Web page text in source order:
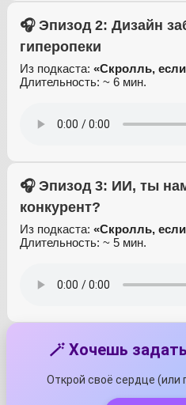
🎧 Эпизод 2: Дизайн
гиперопеки
Из подкаста: «Скролль,
Длительность: ~ 6 мин.
🎧 Эпизод 3: ИИ, ты
конкурент?
Из подкаста: «Скролль,
Длительность: ~ 5 мин.
🪄 Хочешь
Открой своё сердце (или